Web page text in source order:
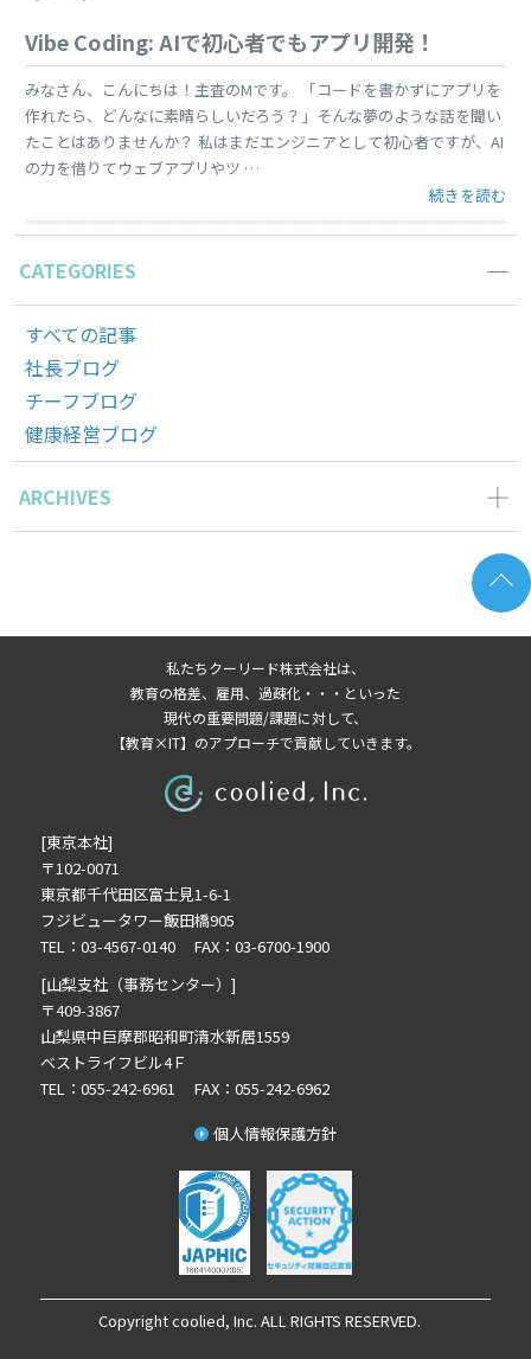
Vibe Coding: AIで初心者でもアプリ開発！
みなさん、こんにちは！主査のMです。 「コードを書かずにアプリを
作れたら、どんなに素晴らしいだろう？」そんな夢のような話を聞い
たことはありませんか？ 私はまだエンジニアとして初心者ですが、AI
の力を借りてウェブアプリやツ …
“Vibe Coding:
続きを読む
CATEGORIES
すべての記事
社長ブログ
チーフブログ
健康経営ブログ
ARCHIVES
2026年2月の記事一覧(3)
2026年1月の記事一覧(3)
2025年11月の記事一覧(2)
2025年10月の記事一覧(1)
2025年9月の記事一覧(1)
2025年8月の記事一覧(2)
2025年7月の記事一覧(3)
2025年6月の記事一覧(3)
2025年4月の記事一覧(1)
2025年3月の記事一覧(1)
2025年2月の記事一覧(1)
2024年12月の記事一覧(1)
2024年10月の記事一覧(2)
2024年8月の記事一覧(1)
2024年7月の記事一覧(2)
2024年6月の記事一覧(5)
2024年5月の記事一覧(4)
2024年3月の記事一覧(2)
2023年12月の記事一覧(1)
私たちクーリード株式会社は、
教育の格差、雇用、過疎化・・・といった
現代の重要問題/課題に対して、
【教育×IT】のアプローチで貢献していきます。
[東京本社]
〒102-0071
東京都千代田区富士見1-6-1
フジビュータワー飯田橋905
TEL：03-4567-0140 FAX：03-6700-1900
[山梨支社（事務センター）]
〒409-3867
山梨県中巨摩郡昭和町清水新居1559
ベストライフビル4Ｆ
TEL：055-242-6961 FAX：055-242-6962
個人情報保護方針
Copyright coolied, Inc. ALL RIGHTS RESERVED.